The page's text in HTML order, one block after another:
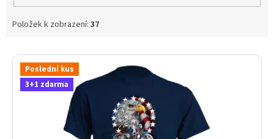
Položek k zobrazení: 37
Poslední kus
3+1 zdarma